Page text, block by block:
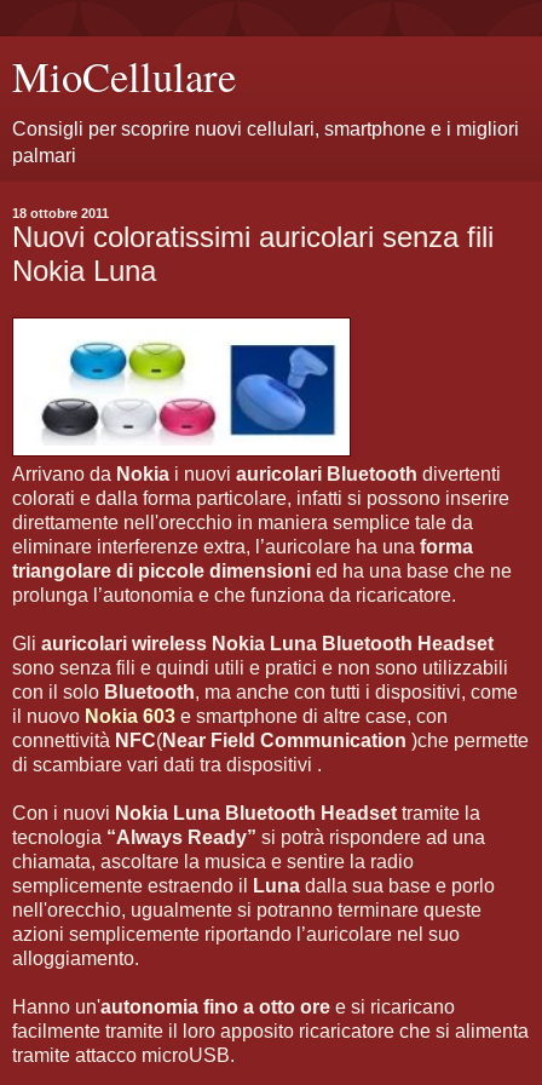
MioCellulare
Consigli per scoprire nuovi cellulari, smartphone e i migliori
palmari
18 ottobre 2011
Nuovi coloratissimi auricolari senza fili
Nokia Luna
Arrivano da Nokia i nuovi auricolari Bluetooth divertenti
colorati e dalla forma particolare, infatti si possono inserire
direttamente nell'orecchio in maniera semplice tale da
eliminare interferenze extra, l’auricolare ha una forma
triangolare di piccole dimensioni ed ha una base che ne
prolunga l’autonomia e che funziona da ricaricatore.
Gli auricolari wireless Nokia Luna Bluetooth Headset
sono senza fili e quindi utili e pratici e non sono utilizzabili
con il solo Bluetooth, ma anche con tutti i dispositivi, come
il nuovo Nokia 603 e smartphone di altre case, con
connettività NFC(Near Field Communication )che permette
di scambiare vari dati tra dispositivi .
Con i nuovi Nokia Luna Bluetooth Headset tramite la
tecnologia “Always Ready” si potrà rispondere ad una
chiamata, ascoltare la musica e sentire la radio
semplicemente estraendo il
Luna dalla sua base e porlo
nell'orecchio, ugualmente si potranno terminare queste
azioni semplicemente riportando l’auricolare nel suo
alloggiamento.
Hanno un'autonomia fino a otto ore e si ricaricano
facilmente tramite il loro apposito ricaricatore che si alimenta
tramite attacco microUSB.